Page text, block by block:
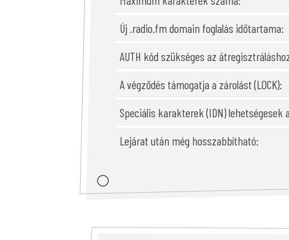
Új .radio.fm domain foglalás időtartama:
AUTH kód szükséges az
A végződés támogatja a zárolást (LOCK):
Speciális karakterek (IDN) lehetségesek
Lejárat után még hosszabbítható: